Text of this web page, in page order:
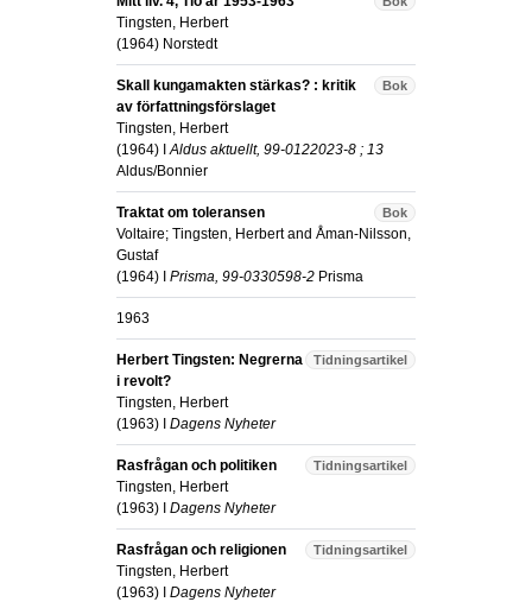
Tingsten, Herbert
(1964) Norstedt
Bok
Skall kungamakten stärkas? : kritik
av författningsförslaget
Tingsten, Herbert
(1964) IAldus aktuellt, 99-0122023-8 ; 13
Aldus/Bonnier
Bok
Traktat om toleransen
Voltaire; Tingsten, Herbertand Åman-Nilsson,
Gustaf
(1964) I Prisma, 99-0330598-2 Prisma
1963
Tidningsartikel
Herbert Tingsten: Negrerna
i revolt?
Tingsten, Herbert
(1963) I Dagens Nyheter
Tidningsartikel
Rasfrågan och politiken
Tingsten, Herbert
(1963) I Dagens Nyheter
Tidningsartikel
Rasfrågan och religionen
Tingsten, Herbert
(1963) I Dagens Nyheter